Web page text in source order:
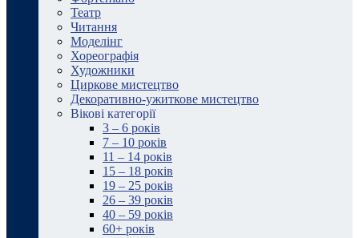
Театр
Читання
Моделінг
Хореографія
Художники
Циркове мистецтво
Декоративно-ужиткове мистецтво
Вікові категорії
3 – 6 років
7 – 10 років
11 – 14 років
15 – 18 років
19 – 25 років
26 – 39 років
40 – 59 років
60+ років